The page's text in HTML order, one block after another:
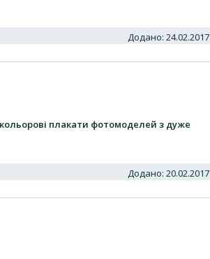
Додано: 24.02.2017
плакати фотомоделей з дуже
Додано: 20.02.2017